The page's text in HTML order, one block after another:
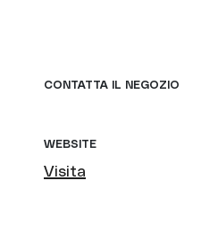
CONTATTA IL NEGOZIO
WEBSITE
Visita